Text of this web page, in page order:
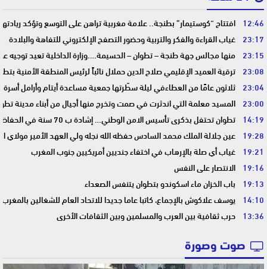
12:46 افتتاح “كوستيمار” بطنجة.. علامة مغربية تراهن على التوسع وتؤكد
23:17 غياب القراءة والفكر والتربية وحضور التصفح الإلكتروني للتفاهة والبلادة
23:15 منها مجالس جهة طنجة – تطوان – الحسيمة….وزارة الداخلية تعيد توجيه
23:08 ترقية العميد الإقليمي صلاح الدين حملال نائباً لرئيس المنطقة الأمنية
23:04 ثلاثون عامًا من العطاءفي ليلة سطّرتها جمعية مساعدة أيتام وأرامل
23:00 المسيد معلمة التي اندثرت في صمت وتخرج منها أجيال من أبناء مدينة
14:19 تطوان تحتفل بذكرى تأسيس الامن الوطني… إشادة ب 70 سنة في الحفاظ على استقرار الوطن وضمان أمن المواطنين
19:28 عين جلالة الملك محمد السادس حفظه الله نجله ولي العهد الأمير
19:21 غياب أي صلة بالإرهاب في اختفاء جنديين أمريكيين جنوب المغرب
19:16 الانتصار على النفس
19:13 باب الخزان ماء اسكوندو بتطوان يتنفس الصعداء
14:10 يوسف علاكوش بالإجماع، كاتبا عاما جديدا للاتحاد العام للشغالين بالمغرب
13:36 حرب ثقافية بين العرب والمسلمين وبين الثقافات الأخرى
صوت وصورة